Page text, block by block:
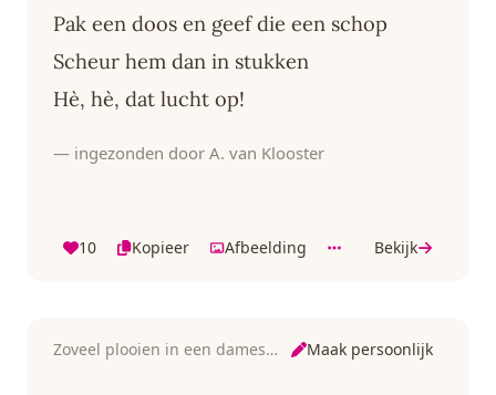
Pak een doos en geef die een schop
Scheur hem dan in stukken
Hè, hè, dat lucht op!
— ingezonden door A. van Klooster
10 Kopieer Afbeelding Bekijk
Zoveel plooien in een damesrok Maak persoonlijk